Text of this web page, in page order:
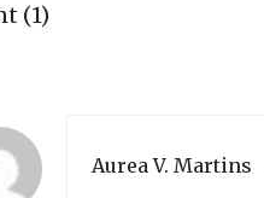
(1)
Aurea V. Martins